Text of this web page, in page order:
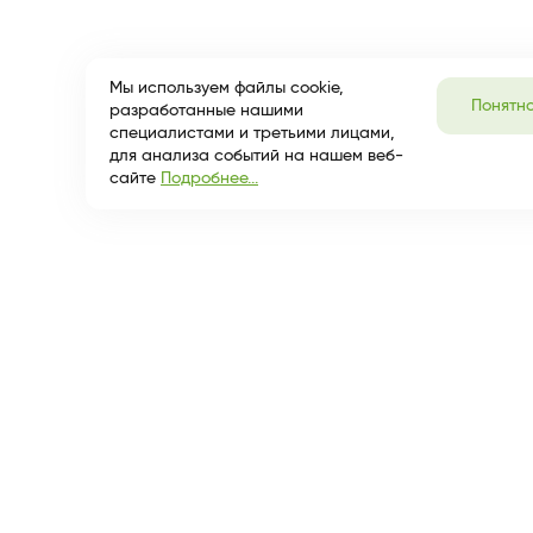
Мы используем файлы cookie,
разработанные нашими
специалистами и третьими лицами,
для анализа событий на нашем веб-
сайте Подробнее...